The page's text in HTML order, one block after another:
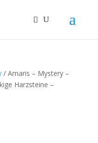
/ Amaris – Mystery –
Harzsteine –